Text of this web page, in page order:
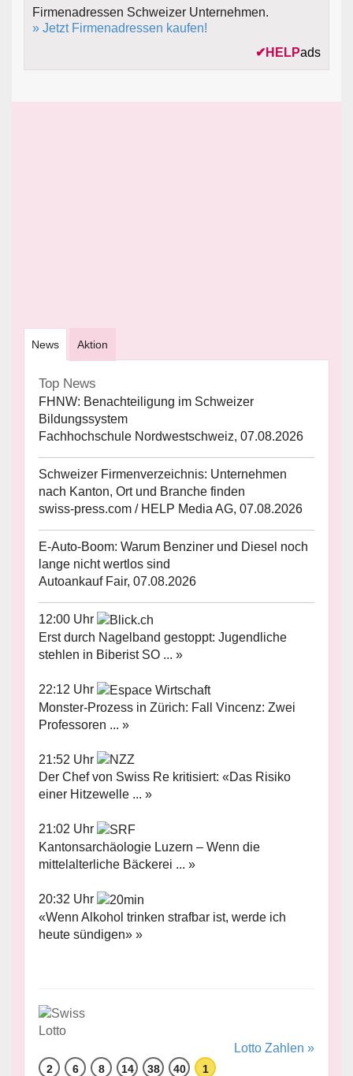
Firmenadressen Schweizer Unternehmen.
» Jetzt Firmenadressen kaufen!
✔ HELPads
News Aktion
Top News
FHNW: Benachteiligung im Schweizer
Bildungssystem
Fachhochschule Nordwestschweiz, 07.08.2026
Schweizer Firmenverzeichnis: Unternehmen
nach Kanton, Ort und Branche finden
swiss-press.com / HELP Media AG, 07.08.2026
E-Auto-Boom: Warum Benziner und Diesel noch
lange nicht wertlos sind
Autoankauf Fair, 07.08.2026
12:00 Uhr
Erst durch Nagelband gestoppt: Jugendliche
stehlen in Biberist SO ... »
22:12 Uhr
Monster-Prozess in Zürich: Fall Vincenz: Zwei
Professoren ... »
21:52 Uhr
Der Chef von Swiss Re kritisiert: «Das Risiko
einer Hitzewelle ... »
21:02 Uhr
Kantonsarchäologie Luzern – Wenn die
mittelalterliche Bäckerei ... »
20:32 Uhr
«Wenn Alkohol trinken strafbar ist, werde ich
heute sündigen» »
Lotto Zahlen »
2 6 8 14 38 40 1